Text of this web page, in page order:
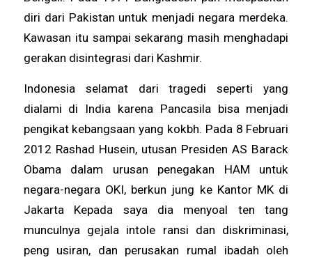
diri dari Pakistan untuk menjadi negara merdeka.
Kawasan itu sampai sekarang masih menghadapi
gerakan disintegrasi dari Kashmir.
Indonesia selamat dari tragedi seperti yang
dialami di India karena Pancasila bisa menjadi
pengikat kebangsaan yang kokbh. Pada 8 Februari
2012 Rashad Husein, utusan Presiden AS Barack
Obama dalam urusan penegakan HAM untuk
negara-negara OKI, berkun jung ke Kantor MK di
Jakarta Kepada saya dia menyoal ten tang
munculnya gejala intole ransi dan diskriminasi,
peng usiran, dan perusakan rumal ibadah oleh